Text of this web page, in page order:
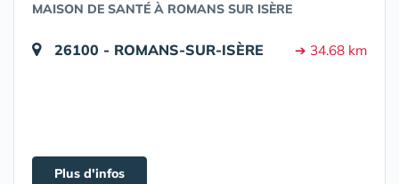
MAISON DE SANTÉ À ROMANS SUR ISÈRE
26100 - ROMANS-SUR-ISÈRE ➔ 34.68 km
Plus d'infos